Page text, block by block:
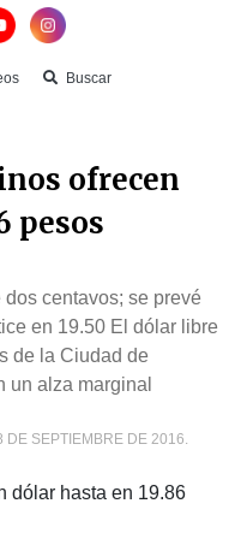
Buscar
ofrecen
pesos
centavos; se prevé
en 19.50 El dólar libre
de la Ciudad de
un alza marginal
DE SEPTIEMBRE DE 2016.